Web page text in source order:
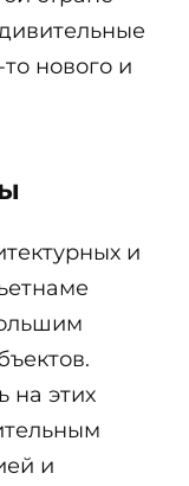
нового и
и
на этих
и